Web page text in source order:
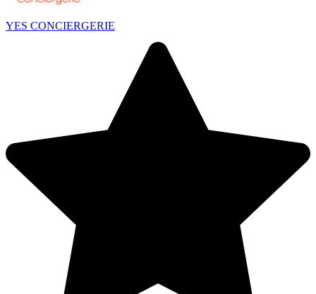
YES CONCIERGERIE